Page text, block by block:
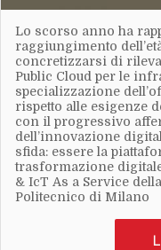
Lo scorso anno ha
raggiungimento
concretizzarsi di
Public Cloud per le
specializzazione
rispetto alle esigenze
con il progressivo
dell’innovazione
sfida: essere la
trasformazione
& IcT As a Service
Politecnico di Milano